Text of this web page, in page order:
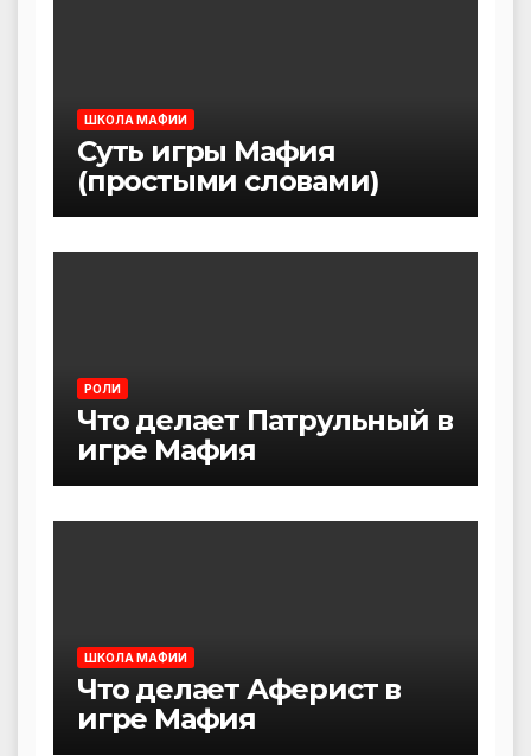
ШКОЛА МАФИИ
Суть игры Мафия
(простыми словами)
РОЛИ
Что делает Патрульный в
игре Мафия
ШКОЛА МАФИИ
Что делает Аферист в
игре Мафия